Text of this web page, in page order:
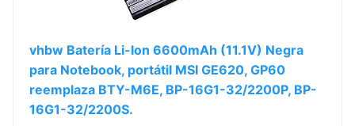
vhbw Batería Li-Ion 6600mAh (11.1V) Negra
para Notebook, portátil MSI GE620, GP60
reemplaza BTY-M6E, BP-16G1-32/2200P, BP-
16G1-32/2200S.